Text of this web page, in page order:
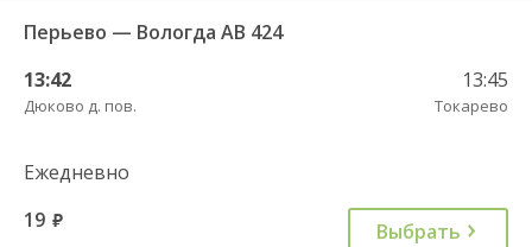
Перьево — Вологда АВ 424
13:42
Дюково д. пов.
13:45
Токарево
Ежедневно
19 руб. Выбрать